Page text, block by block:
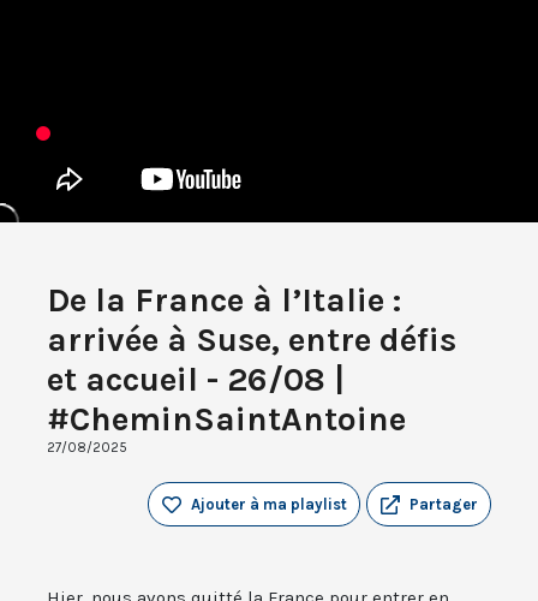
De la France à l’Italie :
arrivée à Suse, entre défis
et accueil - 26/08 |
#CheminSaintAntoine
27/08/2025
Partager
Ajouter à ma playlist